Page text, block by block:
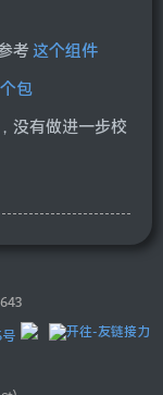
考 这个组件
包
没有做进一步校